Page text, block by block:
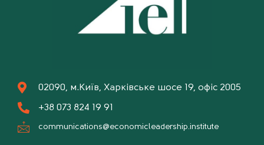
02090, м.Київ, Харківське шосе 19, офіс 2005
+38 073 824 19 91
communications@economicleadership.institute